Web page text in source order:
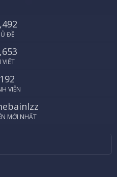
ĐỀ
VIẾT
VIÊN
MỚI NHẤT